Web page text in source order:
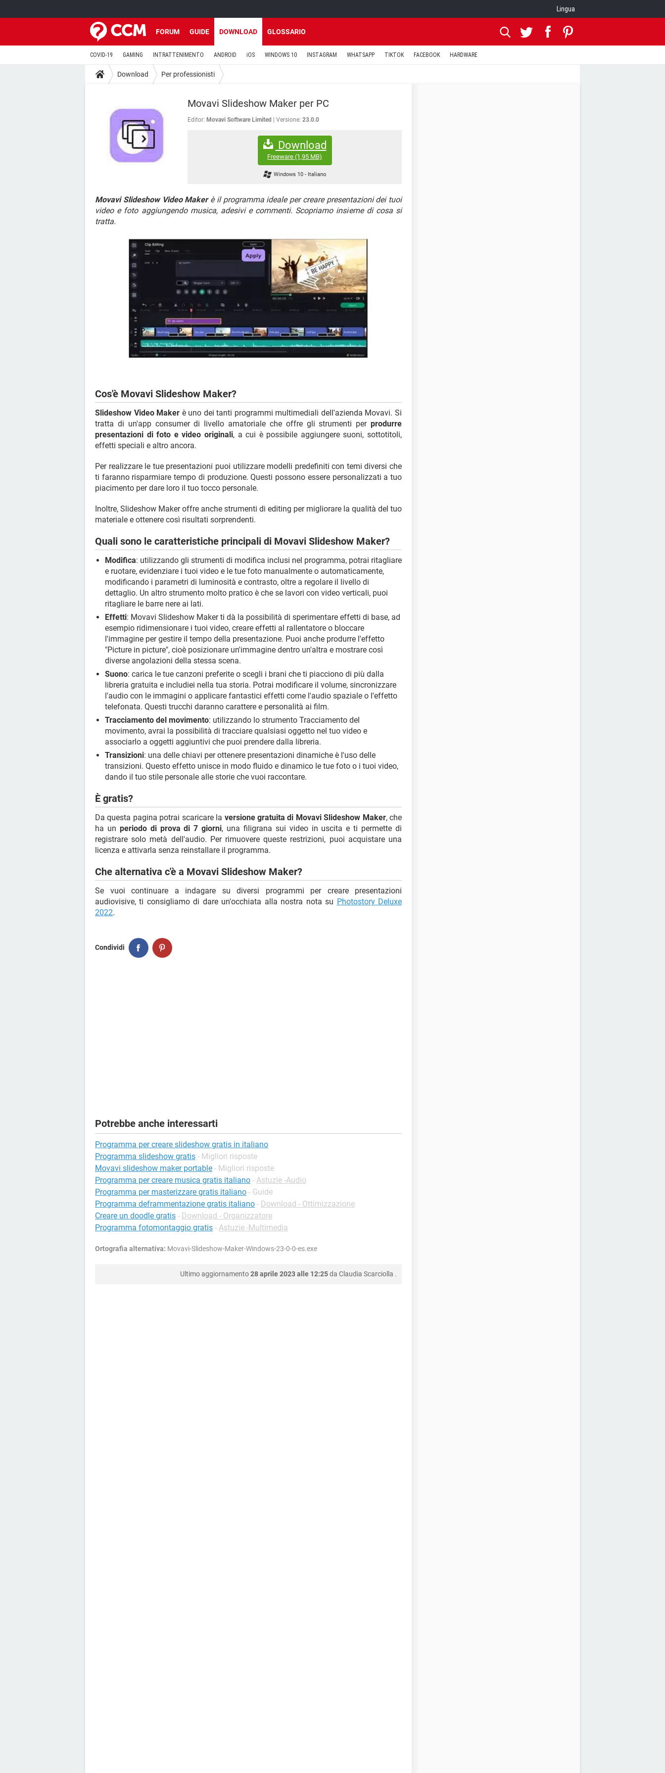
Lingua
FORUM GUIDE DOWNLOAD GLOSSARIO
COVID-19 GAMING INTRATTENIMENTO ANDROID iOS WINDOWS 10 INSTAGRAM WHATSAPP TIKTOK FACEBOOK HARDWARE
Download Per professionisti
Movavi Slideshow Maker per PC
Editor: Movavi Software Limited Versione: 23.0.0
Download
Freeware (1,95 MB)
Windows 10 - Italiano
Movavi Slideshow Video Makerè il programma ideale per creare presentazioni dei tuoi
video e foto aggiungendo musica, adesivi e commenti. Scopriamo insieme di cosa si
tratta.
Cos'è Movavi Slideshow Maker?
Slideshow Video Maker è uno dei tanti programmi multimediali dell'azienda Movavi. Si
tratta di un'app consumer di livello amatoriale che offre gli strumenti per produrre
presentazioni di foto e video originali, a cui è possibile aggiungere suoni, sottotitoli,
effetti speciali e altro ancora.
Per realizzare le tue presentazioni puoi utilizzare modelli predefiniti con temi diversi che
ti faranno risparmiare tempo di produzione. Questi possono essere personalizzati a tuo
piacimento per dare loro il tuo tocco personale.
Inoltre, Slideshow Maker offre anche strumenti di editing per migliorare la qualità del tuo
materiale e ottenere così risultati sorprendenti.
Quali sono le caratteristiche principali di Movavi Slideshow Maker?
Modifica: utilizzando gli strumenti di modifica inclusi nel programma, potrai ritagliare
e ruotare, evidenziare i tuoi video e le tue foto manualmente o automaticamente,
modificando i parametri di luminosità e contrasto, oltre a regolare il livello di
dettaglio. Un altro strumento molto pratico è che se lavori con video verticali, puoi
ritagliare le barre nere ai lati.
Effetti: Movavi Slideshow Maker ti dà la possibilità di sperimentare effetti di base, ad
esempio ridimensionare i tuoi video, creare effetti al rallentatore o bloccare
l'immagine per gestire il tempo della presentazione. Puoi anche produrre l'effetto
"Picture in picture", cioè posizionare un'immagine dentro un'altra e mostrare così
diverse angolazioni della stessa scena.
Suono: carica le tue canzoni preferite o scegli i brani che ti piacciono di più dalla
libreria gratuita e includiei nella tua storia. Potrai modificare il volume, sincronizzare
l'audio con le immagini o applicare fantastici effetti come l'audio spaziale o l'effetto
telefonata. Questi trucchi daranno carattere e personalità ai film.
Tracciamento del movimento: utilizzando lo strumento Tracciamento del
movimento, avrai la possibilità di tracciare qualsiasi oggetto nel tuo video e
associarlo a oggetti aggiuntivi che puoi prendere dalla libreria.
Transizioni: una delle chiavi per ottenere presentazioni dinamiche è l'uso delle
transizioni. Questo effetto unisce in modo fluido e dinamico le tue foto o i tuoi video,
dando il tuo stile personale alle storie che vuoi raccontare.
È gratis?
Da questa pagina potrai scaricare la versione gratuita di Movavi Slideshow Maker, che
ha un periodo di prova di 7 giorni, una filigrana sui video in uscita e ti permette di
registrare solo metà dell'audio. Per rimuovere queste restrizioni, puoi acquistare una
licenza e attivarla senza reinstallare il programma.
Che alternativa c'è a Movavi Slideshow Maker?
Se vuoi continuare a indagare su diversi programmi per creare presentazioni
audiovisive, ti consigliamo di dare un'occhiata alla nostra nota su Photostory Deluxe
2022.
Condividi
Potrebbe anche interessarti
Programma per creare slideshow gratis in italiano
Programma slideshow gratis - Migliori risposte
Movavi slideshow maker portable - Migliori risposte
Programma per creare musica gratis italiano - Astuzie -Audio
Programma per masterizzare gratis italiano - Guide
Programma deframmentazione gratis italiano - Download - Ottimizzazione
Creare un doodle gratis - Download - Organizzatore
Programma fotomontaggio gratis - Astuzie -Multimedia
Ortografia alternativa: Movavi-Slideshow-Maker-Windows-23-0-0-es.exe
Ultimo aggiornamento28 aprile 2023 alle 12:25da Claudia Scarciolla .